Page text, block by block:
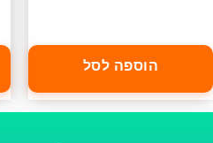
הוספה לסל